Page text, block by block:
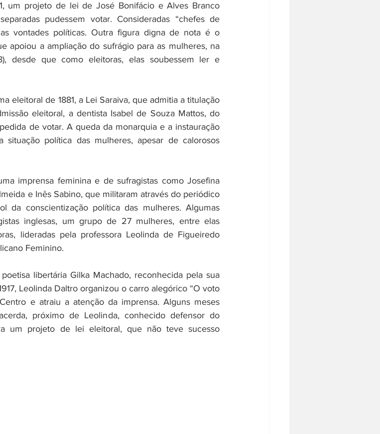
um projeto de lei de José Bonifácio e Alves Branco
pudessem votar. Consideradas “chefes de
vontades políticas. Outra figura digna de nota é o
apoiou a ampliação do sufrágio para as mulheres, na
desde que como eleitoras, elas soubessem ler e
eleitoral de 1881, a Lei Saraiva, que admitia a titulação
eleitoral, a dentista Isabel de Souza Mattos, do
de votar. A queda da monarquia e a instauração
política das mulheres, apesar de calorosos
imprensa feminina e de sufragistas como Josefina
da conscientização política das mulheres. Algumas
inglesas, um grupo de 27 mulheres, entre elas
lideradas pela professora Leolinda de Figueiredo
Feminino.
libertária Gilka Machado, reconhecida pela sua
Leolinda Daltro organizou o carro alegórico “O voto
e atraiu a atenção da imprensa. Alguns meses
próximo de Leolinda, conhecido defensor do
um projeto de lei eleitoral, que não teve sucesso